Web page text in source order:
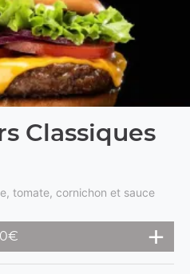
Classiques
tomate, cornichon et sauce
€